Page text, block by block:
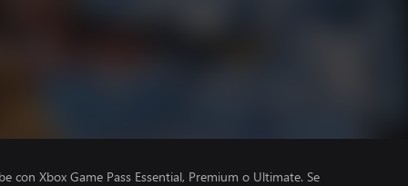
con Xbox Game Pass Essential, Premium o Ultimate. Se